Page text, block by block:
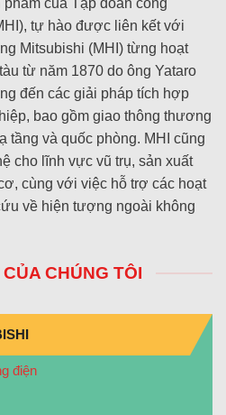
tự hào được liên kết với
Mitsubishi (MHI) từng hoạt
từ năm 1870 do ông Yataro
đến các giải pháp tích hợp
bao gồm giao thông thương
tầng và quốc phòng. MHI cũng
cho lĩnh vực vũ trụ, sản xuất
cùng với việc hỗ trợ các hoạt
về hiện tượng ngoài không
CHÚNG TÔI
điện